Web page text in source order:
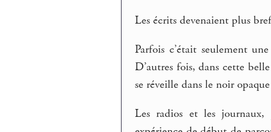
Les écrits devenaient plus
Parfois c’était seulement
D’autres fois, dans cette
se réveille dans le noir
Les radios et les journaux,